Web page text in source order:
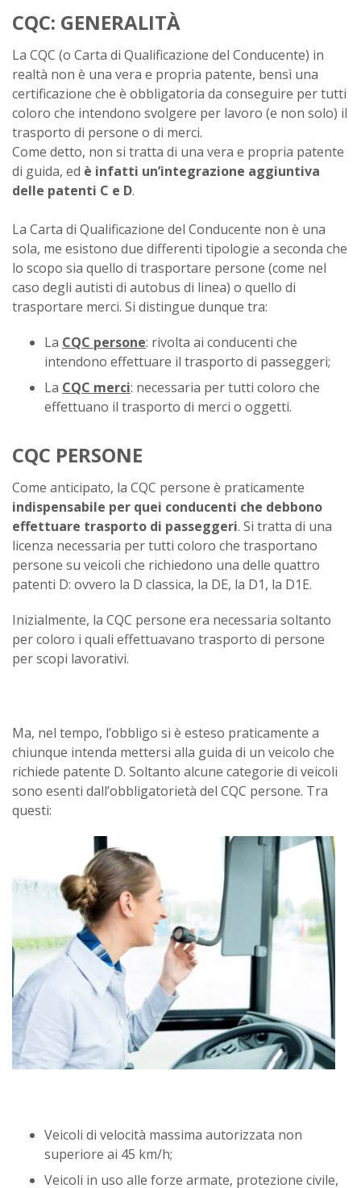
CQC: GENERALITÀ
La CQC (o Carta di Qualificazione del Conducente) in
realtà non è una vera e propria patente, bensì una
certificazione che è obbligatoria da conseguire per tutti
coloro che intendono svolgere per lavoro (e non solo) il
trasporto di persone o di merci.
Come detto, non si tratta di una vera e propria patente
di guida, ed è infatti un’integrazione aggiuntiva
delle patenti C e D.
La Carta di Qualificazione del Conducente non è una
sola, me esistono due differenti tipologie a seconda che
lo scopo sia quello di trasportare persone (come nel
caso degli autisti di autobus di linea) o quello di
trasportare merci. Si distingue dunque tra:
La CQC persone: rivolta ai conducenti che
intendono effettuare il trasporto di passeggeri;
La CQC merci: necessaria per tutti coloro che
effettuano il trasporto di merci o oggetti.
CQC PERSONE
Come anticipato, la CQC persone è praticamente
indispensabile per quei conducenti che debbono
effettuare trasporto di passeggeri. Si tratta di una
licenza necessaria per tutti coloro che trasportano
persone su veicoli che richiedono una delle quattro
patenti D: ovvero la D classica, la DE, la D1, la D1E.
Inizialmente, la CQC persone era necessaria soltanto
per coloro i quali effettuavano trasporto di persone
per scopi lavorativi.
Ma, nel tempo, l’obbligo si è esteso praticamente a
chiunque intenda mettersi alla guida di un veicolo che
richiede patente D. Soltanto alcune categorie di veicoli
sono esenti dall’obbligatorietà del CQC persone. Tra
questi:
Veicoli di velocità massima autorizzata non
superiore ai 45 km/h;
Veicoli in uso alle forze armate, protezione civile,